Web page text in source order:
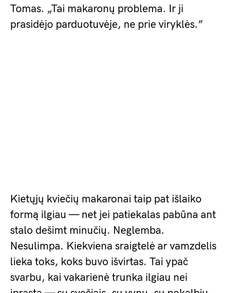
Tomas. „Tai makaronų problema. Ir ji
prasidėjo parduotuvėje, ne prie viryklės.”
Kietųjų kviečių makaronai taip pat išlaiko
formą ilgiau — net jei patiekalas pabūna ant
stalo dešimt minučių. Neglemba.
Nesulimpa. Kiekviena sraigtelė ar vamzdelis
lieka toks, koks buvo išvirtas. Tai ypač
svarbu, kai vakarienė trunka ilgiau nei